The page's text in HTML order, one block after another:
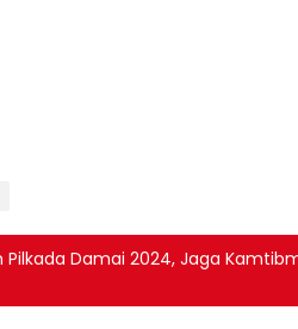
Damai 2024, Jaga